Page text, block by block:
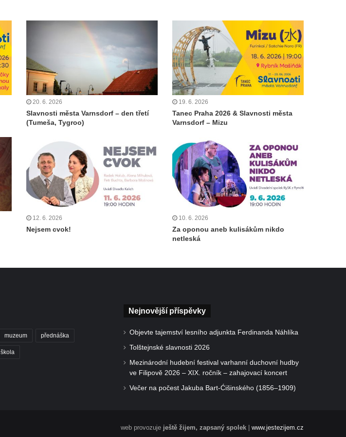
20. 6. 2026
Slavnosti města Varnsdorf – den třetí
(Tumeša, Tygroo)
19. 6. 2026
Tanec Praha 2026 & Slavnosti města
Varnsdorf – Mizu
12. 6. 2026
Nejsem cvok!
10. 6. 2026
Za oponou aneb kulisákům nikdo
netleská
muzeum přednáška
škola
Nejnovější příspěvky
Objevte tajemství lesního adjunkta Ferdinanda Náhlíka
Tolštejnské slavnosti 2026
Mezinárodní hudební festival varhanní duchovní hudby
ve Filipově 2026 – XIX. ročník – zahajovací koncert
Večer na počest Jakuba Bart-Ćišinského (1856–1909)
web provozuje ještě žijem, zapsaný spolek www.jestezijem.cz